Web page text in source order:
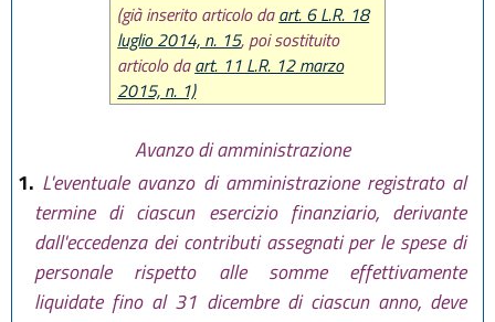
(già inserito articolo daart. 6 L.R. 18
luglio 2014, n. 15, poi sostituito
articolo daart. 11 L.R. 12 marzo
2015, n. 1)
Avanzo di amministrazione
1. L'eventuale avanzo di amministrazione registrato al
termine di ciascun esercizio finanziario, derivante
dall'eccedenza dei contributi assegnati per le spese di
personale rispetto alle somme effettivamente
liquidate fino al 31 dicembre di ciascun anno, deve